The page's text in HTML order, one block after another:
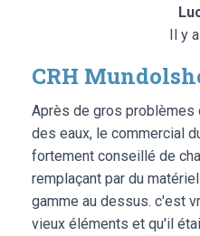
Il y
CRH
Après de gros
des eaux, le commercial
fortement conseillé de
remplaçant par du
gamme au dessus. c'est
vieux éléments et qu'il